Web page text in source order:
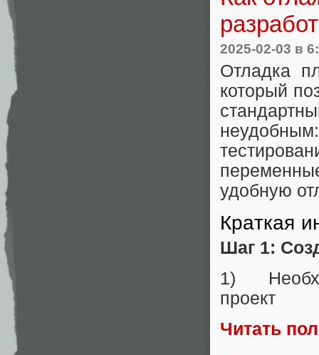
2025-02-03 в
Отладка
который
удобную
Краткая
Шаг 1:
1)
проект
Читать